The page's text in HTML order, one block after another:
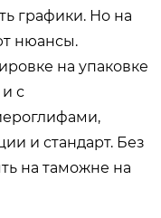
графики. Но на
нюансы.
на упаковке
с
и стандарт. Без
на таможне на